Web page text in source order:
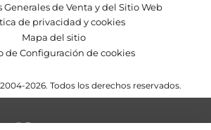
Generales de Venta y del Sitio Web
de privacidad y cookies
Mapa del sitio
de Configuración de cookies
2026. Todos los derechos reservados.